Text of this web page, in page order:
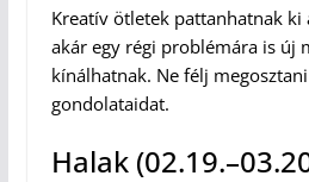
Kreatív ötletek pattanhatnak ki
akár egy régi problémára is új
kínálhatnak. Ne félj
gondolataidat.
Halak